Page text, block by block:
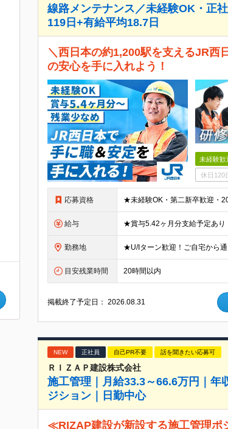
線路メンテナンス／未経験OK・正
119日+有給平均18.7日
＼西日本の約1,200駅を支えるJR
の安心を手に入れよう！
未経験歓
休日120
応募資格
給与
勤務地
目安残業時間 20時間以内
掲載終了予定日：2026.08.31
NEW 正社員 自己PR不要 話を聞きたい応募可
ＲＩＺＡＰ建設株式会社
施工管理｜月給33.3～66.6万円｜年
ジション｜日勤中心
≪RIZAP建設が新設する施工管理